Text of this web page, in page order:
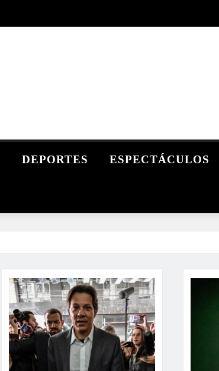
DEPORTES ESPECTÁCULOS